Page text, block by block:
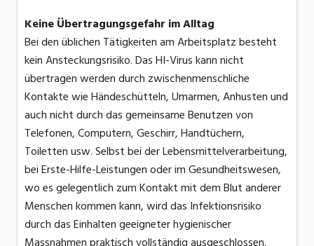
Keine Übertragungsgefahr im Alltag
Bei den üblichen Tätigkeiten am Arbeitsplatz besteht
kein Ansteckungsrisiko. Das HI-Virus kann nicht
übertragen werden durch zwischenmenschliche
Kontakte wie Händeschütteln, Umarmen, Anhusten und
auch nicht durch das gemeinsame Benutzen von
Telefonen, Computern, Geschirr, Handtüchern,
Toiletten usw. Selbst bei der Lebensmittelverarbeitung,
bei Erste-Hilfe-Leistungen oder im Gesundheitswesen,
wo es gelegentlich zum Kontakt mit dem Blut anderer
Menschen kommen kann, wird das Infektionsrisiko
durch das Einhalten geeigneter hygienischer